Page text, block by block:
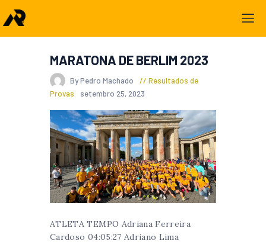
MARATONA DE BERLIM 2023
By Pedro Machado
Resultados de
Provas
setembro 25, 2023
ATLETA TEMPO Adriana Ferreira
Cardoso 04:05:27 Adriano Lima